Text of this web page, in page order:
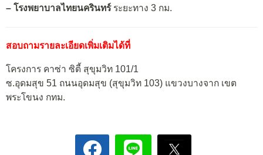
– โรงพยาบาลไทยนครินทร์ระยะทาง 3 กม.
สอบถามรายละเอียดเพิ่มเติมได้ที่
โครงการ คาซ่า ซิตี้ สุขุมวิท 101/1
ซ.อุดมสุข 51 ถนนอุดมสุข (สุขุมวิท 103) แขวงบางจาก เขต
พระโขนง กทม.